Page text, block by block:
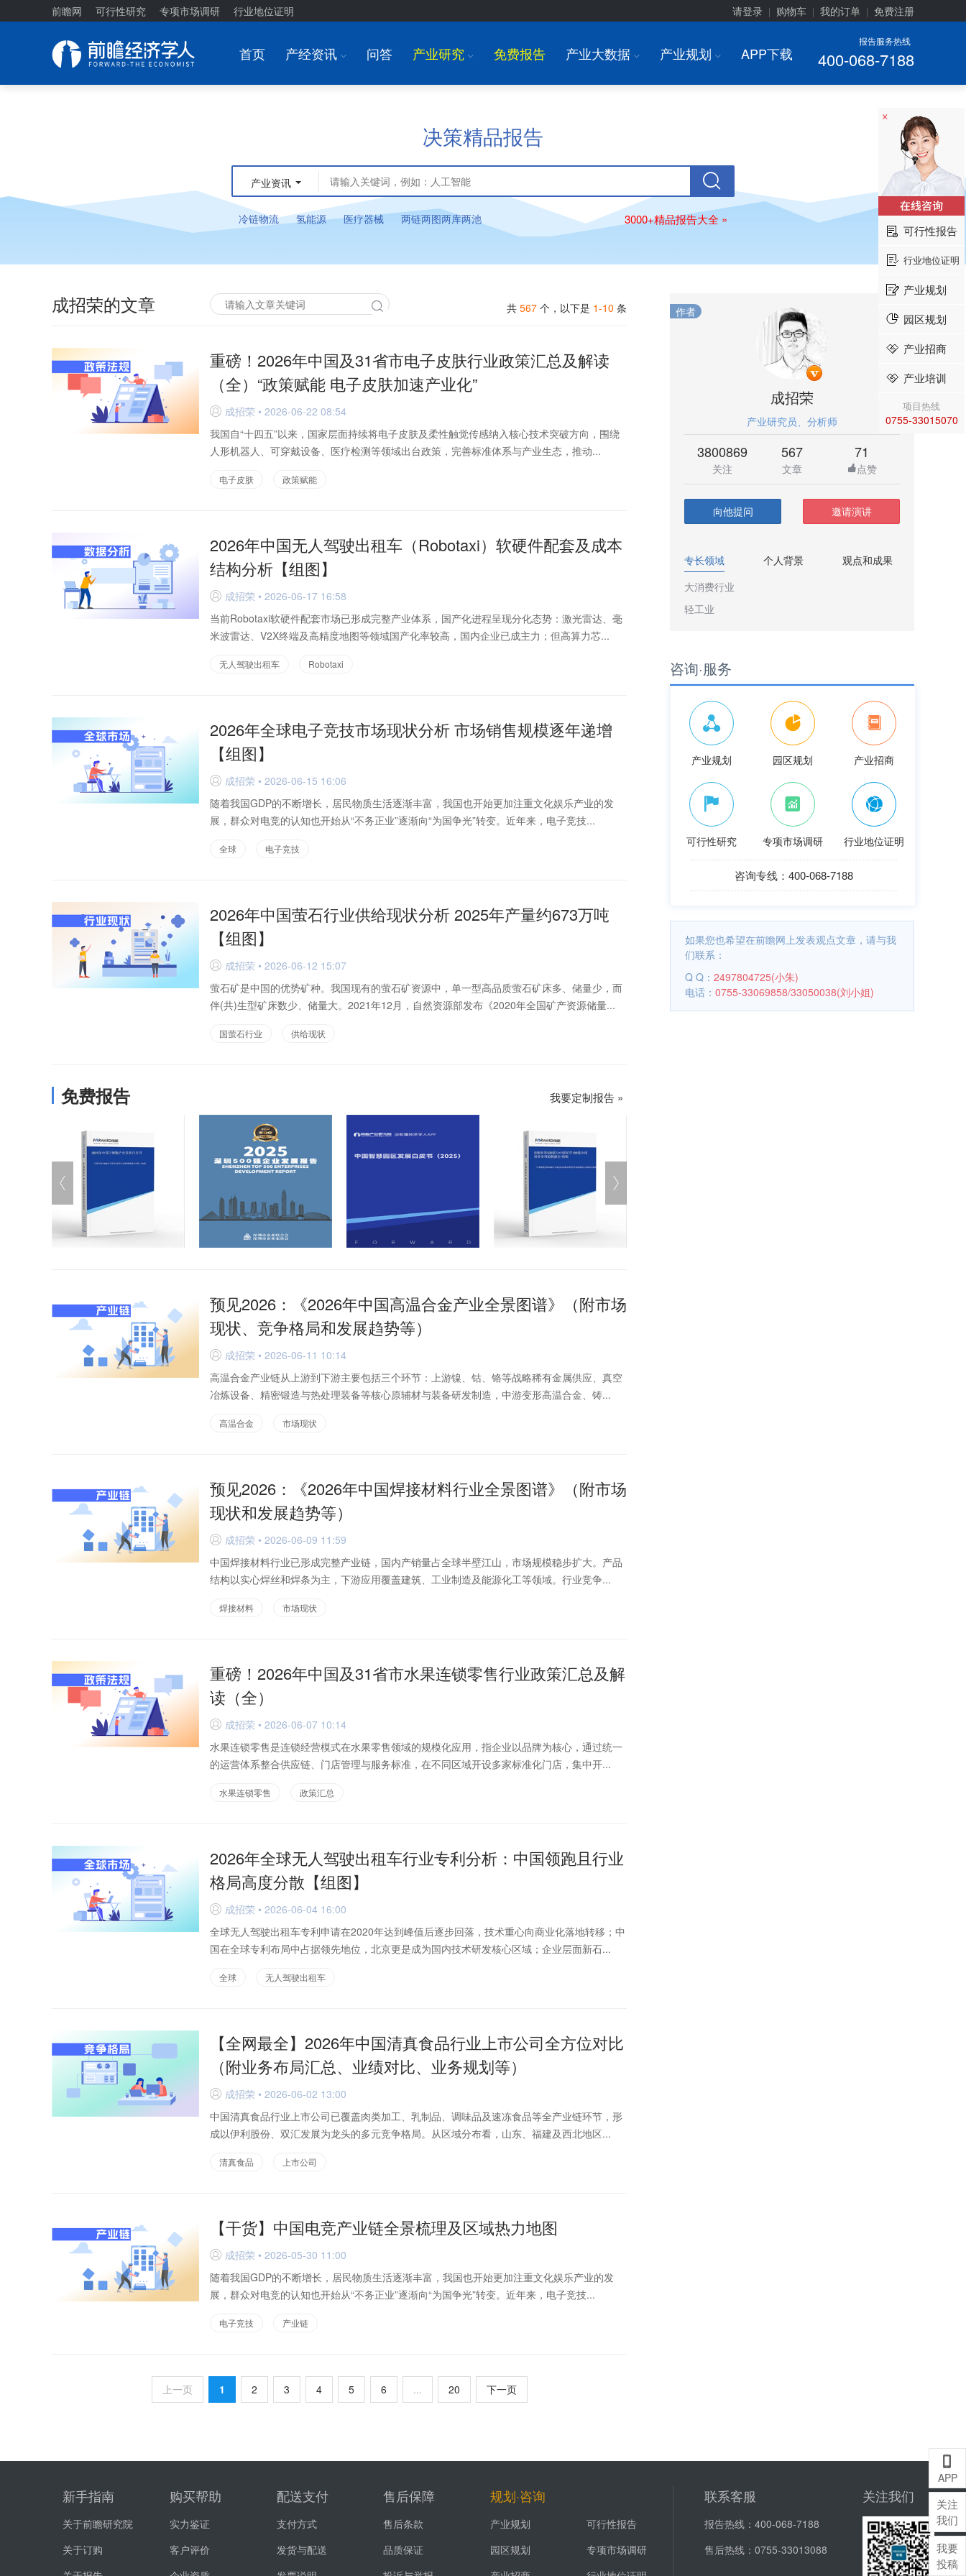
前瞻网 可行性研究 专项市场调研 行业地位证明 请登录 购物车 我的订单 免费注册
报告服务热线
400-068-7188
首页 产经资讯 I 问答 产业研究 I 免费报告 产业大数据 I 产业规划 I APP下载
决策精品报告
产业资讯
冷链物流 氢能源 医疗器械 两链两图两库两池 3000+精品报告大全 »
成招荣的文章 共 567 个，以下是 1-10 条
重磅！2026年中国及31省市电子皮肤行业政策汇总及解读
（全）“政策赋能 电子皮肤加速产业化”
D 成招荣 • 2026-06-22 08:54
我国自“十四五”以来，国家层面持续将电子皮肤及柔性触觉传感纳入核心技术突破方向，围绕
人形机器人、可穿戴设备、医疗检测等领域出台政策，完善标准体系与产业生态，推动...
电子皮肤 政策赋能
2026年中国无人驾驶出租车（Robotaxi）软硬件配套及成本
结构分析【组图】
D 成招荣 • 2026-06-17 16:58
当前Robotaxi软硬件配套市场已形成完整产业体系，国产化进程呈现分化态势：激光雷达、毫
米波雷达、V2X终端及高精度地图等领域国产化率较高，国内企业已成主力；但高算力芯...
无人驾驶出租车 Robotaxi
2026年全球电子竞技市场现状分析 市场销售规模逐年递增
【组图】
D 成招荣 • 2026-06-15 16:06
随着我国GDP的不断增长，居民物质生活逐渐丰富，我国也开始更加注重文化娱乐产业的发
展，群众对电竞的认知也开始从“不务正业”逐渐向“为国争光”转变。近年来，电子竞技...
全球 电子竞技
2026年中国萤石行业供给现状分析 2025年产量约673万吨
【组图】
D 成招荣 • 2026-06-12 15:07
萤石矿是中国的优势矿种。我国现有的萤石矿资源中，单一型高品质萤石矿床多、储量少，而
伴(共)生型矿床数少、储量大。2021年12月，自然资源部发布《2020年全国矿产资源储量...
国萤石行业 供给现状
免费报告 我要定制报告 »
预见2026：《2026年中国高温合金产业全景图谱》（附市场
现状、竞争格局和发展趋势等）
D 成招荣 • 2026-06-11 10:14
高温合金产业链从上游到下游主要包括三个环节：上游镍、钴、铬等战略稀有金属供应、真空
冶炼设备、精密锻造与热处理装备等核心原辅材与装备研发制造，中游变形高温合金、铸...
高温合金 市场现状
预见2026：《2026年中国焊接材料行业全景图谱》（附市场
现状和发展趋势等）
D 成招荣 • 2026-06-09 11:59
中国焊接材料行业已形成完整产业链，国内产销量占全球半壁江山，市场规模稳步扩大。产品
结构以实心焊丝和焊条为主，下游应用覆盖建筑、工业制造及能源化工等领域。行业竞争...
焊接材料 市场现状
重磅！2026年中国及31省市水果连锁零售行业政策汇总及解
读（全）
D 成招荣 • 2026-06-07 10:14
水果连锁零售是连锁经营模式在水果零售领域的规模化应用，指企业以品牌为核心，通过统一
的运营体系整合供应链、门店管理与服务标准，在不同区域开设多家标准化门店，集中开...
水果连锁零售 政策汇总
2026年全球无人驾驶出租车行业专利分析：中国领跑且行业
格局高度分散【组图】
D 成招荣 • 2026-06-04 16:00
全球无人驾驶出租车专利申请在2020年达到峰值后逐步回落，技术重心向商业化落地转移；中
国在全球专利布局中占据领先地位，北京更是成为国内技术研发核心区域；企业层面新石...
全球 无人驾驶出租车
【全网最全】2026年中国清真食品行业上市公司全方位对比
（附业务布局汇总、业绩对比、业务规划等）
D 成招荣 • 2026-06-02 13:00
中国清真食品行业上市公司已覆盖肉类加工、乳制品、调味品及速冻食品等全产业链环节，形
成以伊利股份、双汇发展为龙头的多元竞争格局。从区域分布看，山东、福建及西北地区...
清真食品 上市公司
【干货】中国电竞产业链全景梳理及区域热力地图
D 成招荣 • 2026-05-30 11:00
随着我国GDP的不断增长，居民物质生活逐渐丰富，我国也开始更加注重文化娱乐产业的发
展，群众对电竞的认知也开始从“不务正业”逐渐向“为国争光”转变。近年来，电子竞技...
电子竞技 产业链
上一页 1 2 3 4 5 6 ... 20 下一页
作者
成招荣
产业研究员、分析师
3800869
关注
567
文章
71
点赞
向他提问 邀请演讲
专长领域 个人背景
观点和成果
大消费行业
轻工业
咨询·服务
产业规划 园区规划 产业招商
可行性研究 专项市场调研 行业地位证明
咨询专线：400-068-7188
如果您也希望在前瞻网上发表观点文章，请与我
们联系：
Q Q： 2497804725(小朱)
电话： 0755-33069858/33050038(刘小姐)
×
可行性报告
行业地位证明
产业规划
园区规划
产业招商
产业培训
项目热线
0755-33015070
A
APP
关注
我们
我要
投稿
新手指南
关于前瞻研究院
关于订购
购买帮助
实力鉴证
客户评价
配送支付
支付方式
发货与配送
售后保障
售后条款
品质保证
规划·咨询
产业规划
可行性报告
园区规划
专项市场调研
联系客服
报告热线： 400-068-7188
售后热线： 0755-33013088
关注我们